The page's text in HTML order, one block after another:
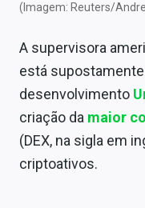
Finanças Pessoais
Mercados
Empresas
Brasil
(Imagem: Reuters/
A supervisora
está
desenvolvimento
criação da maior
(DEX, na sigla em
criptoativos.